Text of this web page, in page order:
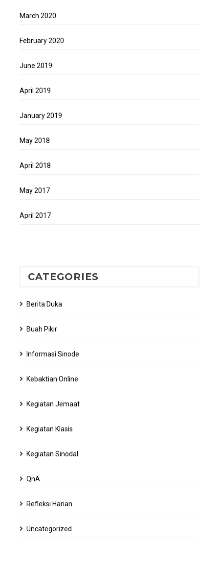
March 2020
February 2020
June 2019
April 2019
January 2019
May 2018
April 2018
May 2017
April 2017
CATEGORIES
Berita Duka
Buah Pikir
Informasi Sinode
Kebaktian Online
Kegiatan Jemaat
Kegiatan Klasis
Kegiatan Sinodal
QnA
Refleksi Harian
Uncategorized